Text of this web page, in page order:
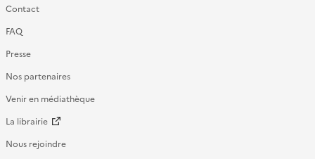
Contact
FAQ
Presse
Nos partenaires
Venir en médiathèque
La librairie
Nous rejoindre